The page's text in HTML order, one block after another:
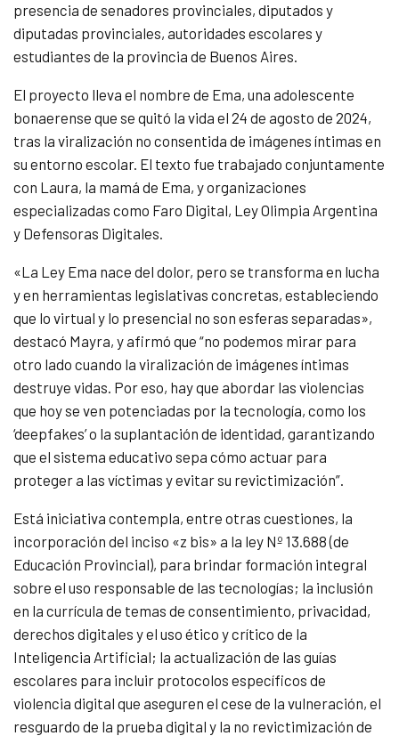
presencia de senadores provinciales, diputados y
diputadas provinciales, autoridades escolares y
estudiantes de la provincia de Buenos Aires.
El proyecto lleva el nombre de Ema, una adolescente
bonaerense que se quitó la vida el 24 de agosto de 2024,
tras la viralización no consentida de imágenes íntimas en
su entorno escolar. El texto fue trabajado conjuntamente
con Laura, la mamá de Ema, y organizaciones
especializadas como Faro Digital, Ley Olimpia Argentina
y Defensoras Digitales.
«La Ley Ema nace del dolor, pero se transforma en lucha
y en herramientas legislativas concretas, estableciendo
que lo virtual y lo presencial no son esferas separadas»,
destacó Mayra, y afirmó que “no podemos mirar para
otro lado cuando la viralización de imágenes íntimas
destruye vidas. Por eso, hay que abordar las violencias
que hoy se ven potenciadas por la tecnología, como los
‘deepfakes’ o la suplantación de identidad, garantizando
que el sistema educativo sepa cómo actuar para
proteger a las víctimas y evitar su revictimización”.
Está iniciativa contempla, entre otras cuestiones, la
incorporación del inciso «z bis» a la ley Nº 13.688 (de
Educación Provincial), para brindar formación integral
sobre el uso responsable de las tecnologías; la inclusión
en la currícula de temas de consentimiento, privacidad,
derechos digitales y el uso ético y crítico de la
Inteligencia Artificial; la actualización de las guías
escolares para incluir protocolos específicos de
violencia digital que aseguren el cese de la vulneración, el
resguardo de la prueba digital y la no revictimización de